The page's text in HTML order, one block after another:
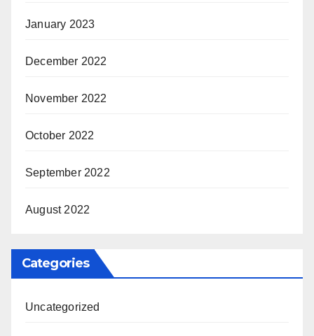
January 2023
December 2022
November 2022
October 2022
September 2022
August 2022
Categories
Uncategorized